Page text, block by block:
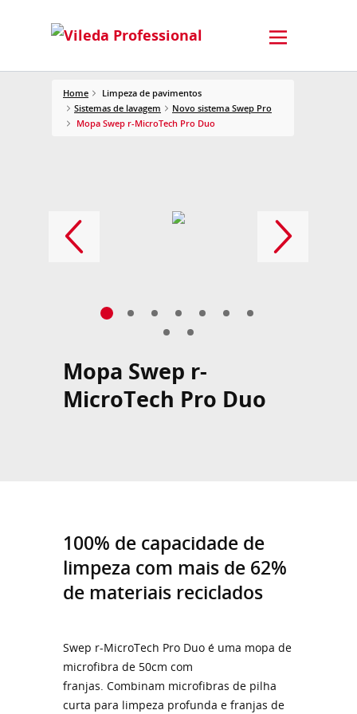
Home
Limpeza de pavimentos
Sistemas de lavagem
Novo sistema Swep Pro
Mopa Swep r-MicroTech Pro Duo
Mopa Swep r-
MicroTech Pro Duo
100% de capacidade de
limpeza com mais de 62%
de materiais reciclados
Swep r-MicroTech Pro Duo é uma mopa de
microfibra de 50cm com
franjas. Combinam microfibras de pilha
curta para limpeza profunda e franjas de